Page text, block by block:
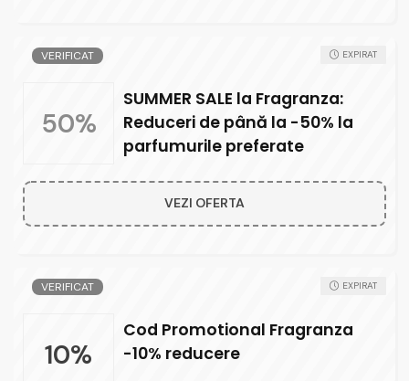
VERIFICAT
50%
SUMMER SALE la Fragranza:
Reduceri de până la -50% la
parfumurile preferate
EXPIRAT
VEZI OFERTA
VERIFICAT
10%
Cod Promotional Fragranza
-10% reducere
EXPIRAT